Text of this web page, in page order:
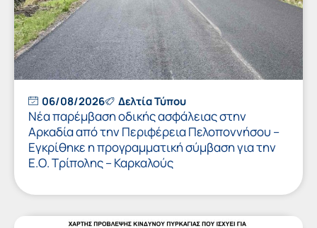
06/08/2026 Δελτία Τύπου
Νέα παρέμβαση οδικής ασφάλειας στην
Αρκαδία από την Περιφέρεια Πελοποννήσου –
Εγκρίθηκε η προγραμματική σύμβαση για την
Ε.Ο. Τρίπολης – Καρκαλούς